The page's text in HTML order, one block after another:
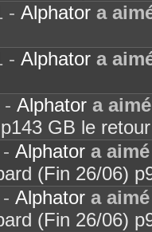
- Alphator a
- Alphator a
- Alphator a aimé
GB le retour
Alphator a aimé
(Fin 26/06)
Alphator a aimé
(Fin 26/06)